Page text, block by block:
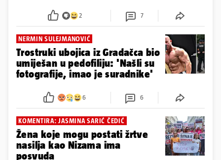
2 7
NERMIN SULEJMANOVIĆ
Trostruki ubojica iz Gradačca bio
umiješan u pedofiliju: 'Našli su
fotografije, imao je suradnike'
6 6
KOMENTIRA: JASMINA SARIĆ ČEDIĆ
Žena koje mogu postati žrtve
nasilja kao Nizama ima
posvuda